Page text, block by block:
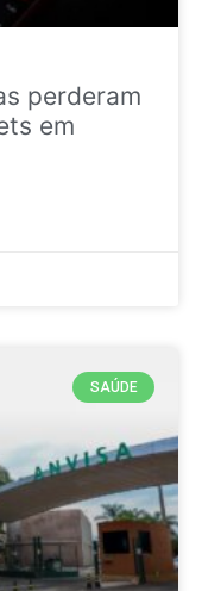
perderam
em
SAÚDE